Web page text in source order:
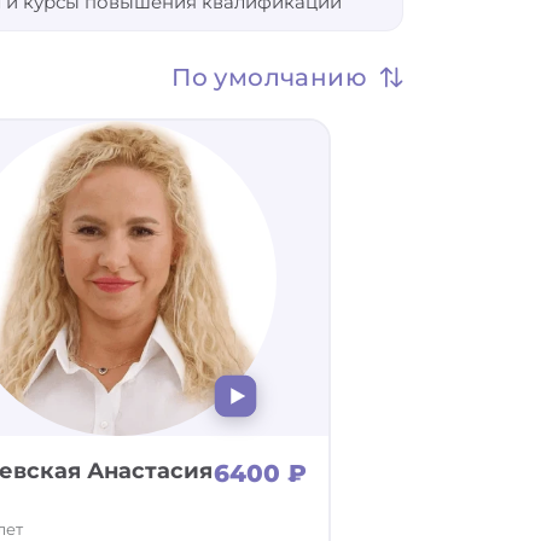
По умолчанию
Анастасия6400 ₽